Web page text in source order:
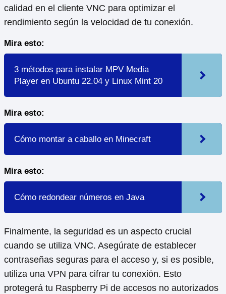
calidad en el cliente VNC para optimizar el
rendimiento según la velocidad de tu conexión.
Mira esto:
3 métodos para instalar MPV Media
Player en Ubuntu 22.04 y Linux Mint 20
Mira esto:
Cómo montar a caballo en Minecraft
Mira esto:
Cómo redondear números en Java
Finalmente, la seguridad es un aspecto crucial
cuando se utiliza VNC. Asegúrate de establecer
contraseñas seguras para el acceso y, si es posible,
utiliza una VPN para cifrar tu conexión. Esto
protegerá tu Raspberry Pi de accesos no autorizados